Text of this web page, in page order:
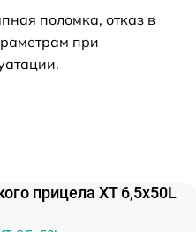
поломка, отказ в
при
прицела XT 6,5x50L